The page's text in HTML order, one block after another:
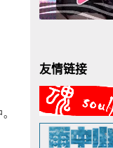
友情链接